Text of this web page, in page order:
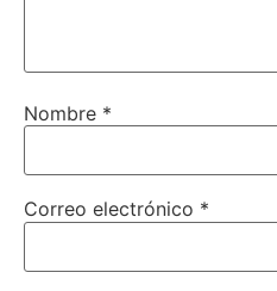
Nombre *
Correo electrónico *